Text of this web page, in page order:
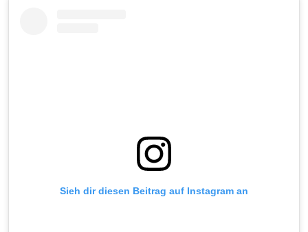
Sieh dir diesen Beitrag auf Instagram an